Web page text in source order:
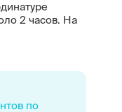
2 часов. На
по